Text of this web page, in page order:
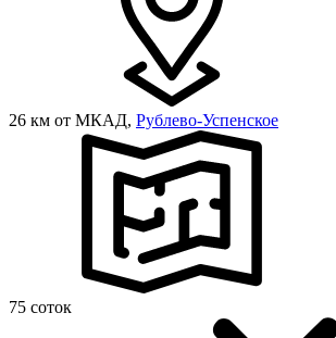
26 км от МКАД, Рублево-Успенское
75 соток